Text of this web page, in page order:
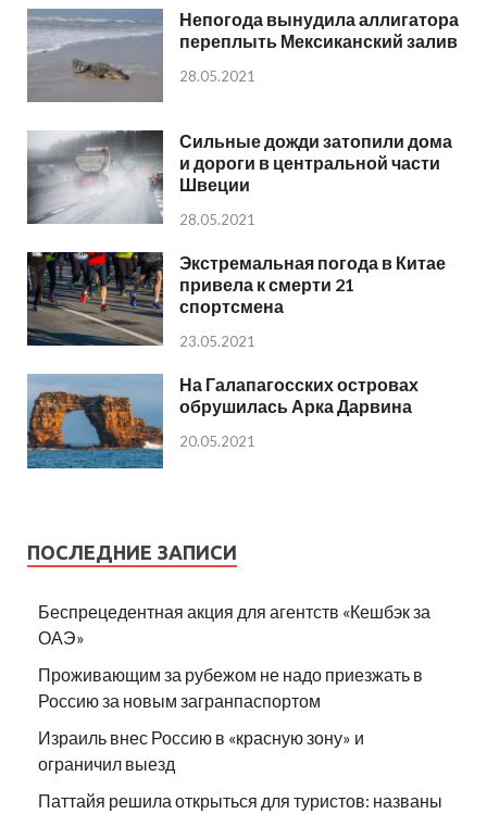
Непогода вынудила аллигатора
переплыть Мексиканский залив
28.05.2021
Сильные дожди затопили дома
и дороги в центральной части
Швеции
28.05.2021
Экстремальная погода в Китае
привела к смерти 21
спортсмена
23.05.2021
На Галапагосских островах
обрушилась Арка Дарвина
20.05.2021
ПОСЛЕДНИЕ ЗАПИСИ
Беспрецедентная акция для агентств «Кешбэк за
ОАЭ»
Проживающим за рубежом не надо приезжать в
Россию за новым загранпаспортом
Израиль внес Россию в «красную зону» и
ограничил выезд
Паттайя решила открыться для туристов: названы